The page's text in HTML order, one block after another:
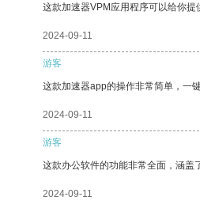
这款加速器VPM应用程序可以给你提
2024-09-11
游客
这款加速器app的操作非常简单，一
2024-09-11
游客
这款办公软件的功能非常全面，涵盖
2024-09-11